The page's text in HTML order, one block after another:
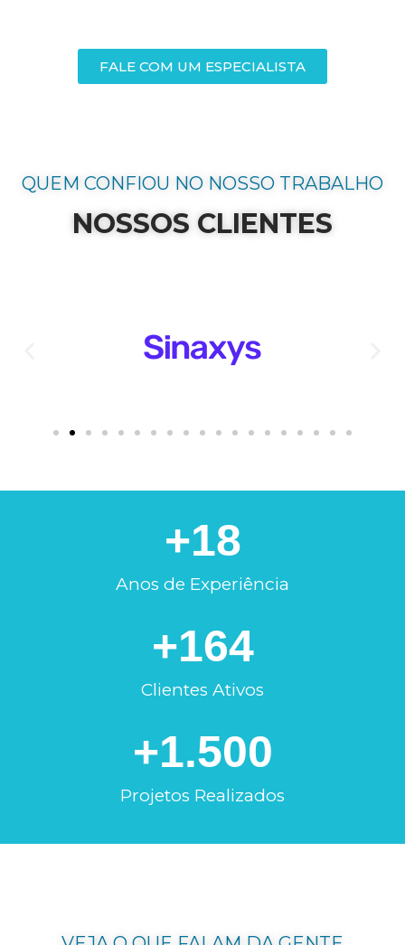
FALE COM UM ESPECIALISTA
QUEM CONFIOU NO NOSSO TRABALHO
NOSSOS CLIENTES
+18
Anos de Experiência
+164
Clientes Ativos
+1.500
Projetos Realizados